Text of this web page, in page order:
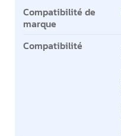
Caractéristiques clés
Compatibilité de
marque
Compatibilité